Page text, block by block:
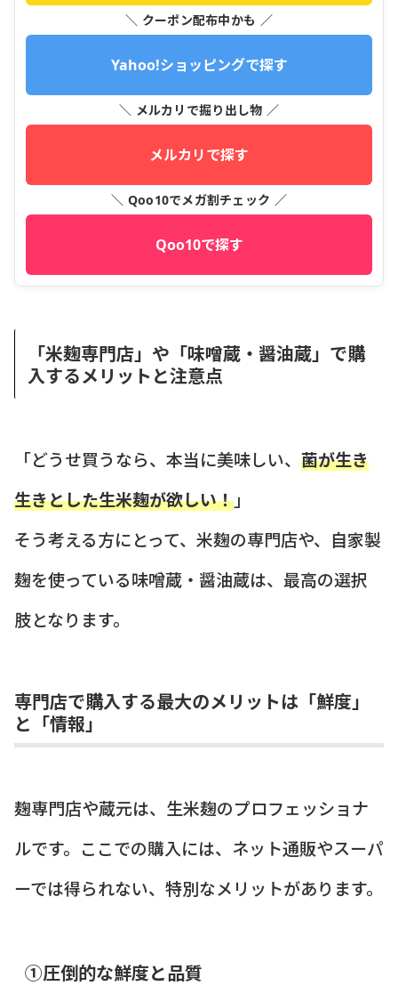
＼ クーポン配布中かも ／
Yahoo!ショッピングで探す
＼ メルカリで掘り出し物 ／
メルカリで探す
＼ Qoo10でメガ割チェック ／
Qoo10で探す
「米麹専門店」や「味噌蔵・醤油蔵」で購
入するメリットと注意点
「どうせ買うなら、本当に美味しい、 菌が生き
生きとした生米麹が欲しい！」
そう考える方にとって、米麹の専門店や、自家製
麹を使っている味噌蔵・醤油蔵は、最高の選択
肢となります。
専門店で購入する最大のメリットは「鮮度」
と「情報」
麹専門店や蔵元は、生米麹のプロフェッショナ
ルです。ここでの購入には、ネット通販やスーパ
ーでは得られない、特別なメリットがあります。
①圧倒的な鮮度と品質